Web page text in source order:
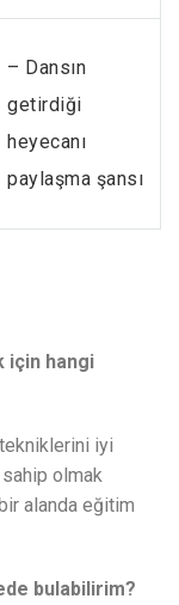
– Dansın
getirdiği
heyecanı
paylaşma şansı
için hangi
iyi
olmak
alanda eğitim
bulabilirim?